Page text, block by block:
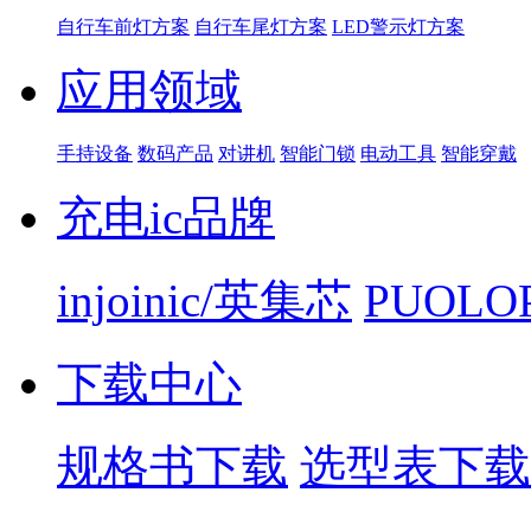
自行车前灯方案 自行车尾灯方案 LED警示灯方案
应用领域
手持设备 数码产品 对讲机 智能门锁 电动工具 智能穿戴
充电ic品牌
injoinic/英集芯
下载中心
规格书下载 选型表下载